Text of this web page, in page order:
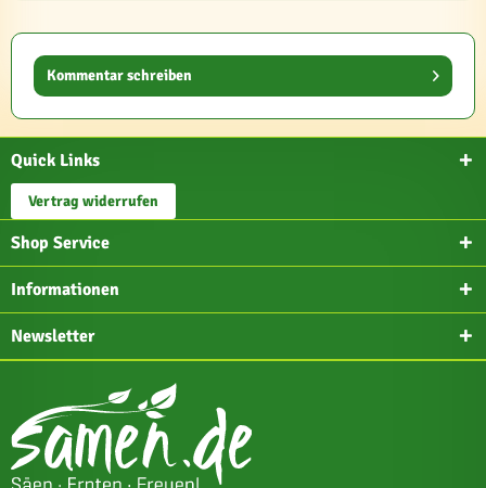
Kommentar schreiben
Quick Links
Vertrag widerrufen
Shop Service
Informationen
Newsletter